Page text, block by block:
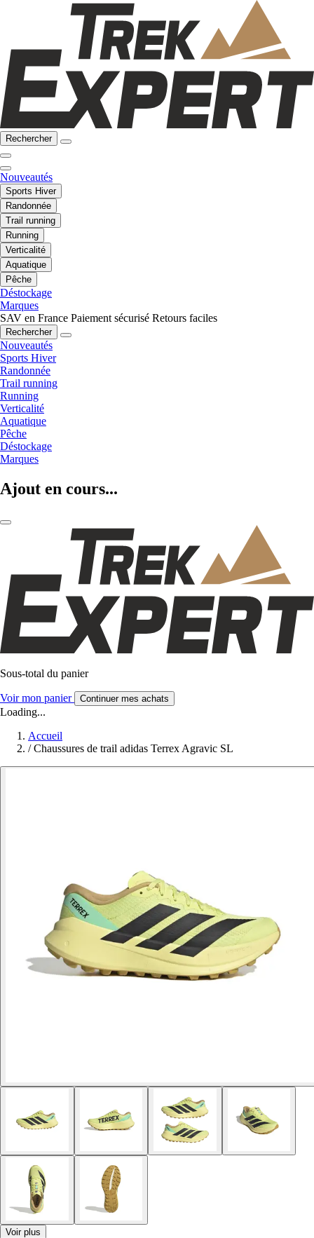
Rechercher
Nouveautés
Sports Hiver
Randonnée
Trail running
Running
Verticalité
Aquatique
Pêche
Déstockage
Marques
SAV en France Paiement sécurisé Retours faciles
Rechercher
Nouveautés
Sports Hiver
Randonnée
Trail running
Running
Verticalité
Aquatique
Pêche
Déstockage
Marques
Ajout en cours...
Sous-total du panier
Voir mon panier Continuer mes achats
Loading...
Accueil
/ Chaussures de trail adidas Terrex Agravic SL
Voir plus